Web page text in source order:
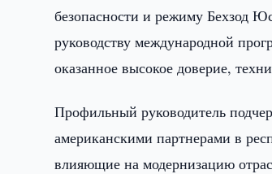
безопасности и режиму Бехзод
руководству международной
оказанное высокое доверие,
Профильный руководитель
американскими партнерами в
влияющие на модернизацию